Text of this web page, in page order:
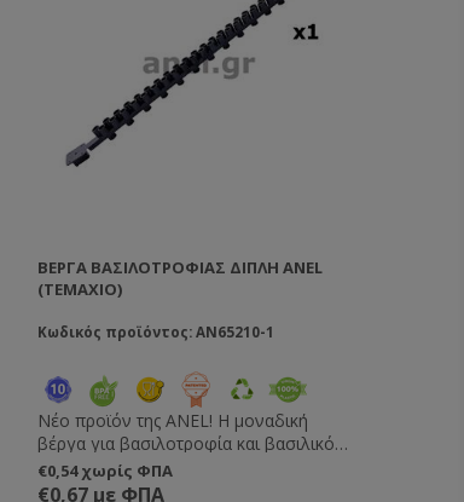
ΒΈΡΓΑ ΒΑΣΙΛΟΤΡΟΦΊΑΣ ΔΙΠΛΉ ANEL
(TEMAXIO)
Κωδικός προϊόντος: AN65210-1
Νέο προϊόν της ANEL! Η μοναδική
βέργα για βασιλοτροφία και βασιλικό
πολτό με επιλογή αριθμού κελιών - 13
κελιά για βασιλοτροφία, 40 κελιά για
€0,54 χωρίς ΦΠΑ
€0,67 με ΦΠΑ